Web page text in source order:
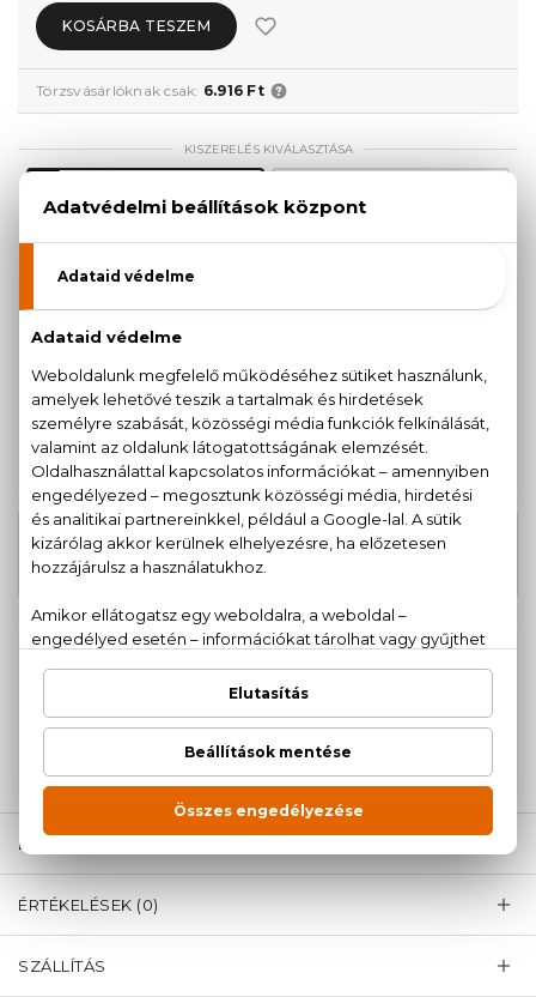
KOSÁRBA TESZEM
Törzsvásárlóknak csak: 6.916 Ft
KISZERELÉS KIVÁLASZTÁSA
15 ml
15.800 Ft
16.900 Ft
160 ml
KAPCSOLÓDÓ TERMÉKEK
AKCIÓ
Euphoria Eau De Toilette
15.710 Ft -
Kérdésed van, elakadtál? Hívd ügyfélszolgálatunkat:+36
LEÍRÁS
ÉRTÉKELÉSEK (0)
SZÁLLÍTÁS